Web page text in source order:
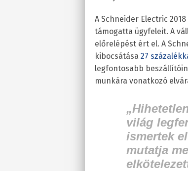
A Schneider Electric
támogatta ügyfeleit. A
előrelépést ért el. A
kibocsátása 27
legfontosabb
munkára vonatkozó
világ
ismertek
mutatja